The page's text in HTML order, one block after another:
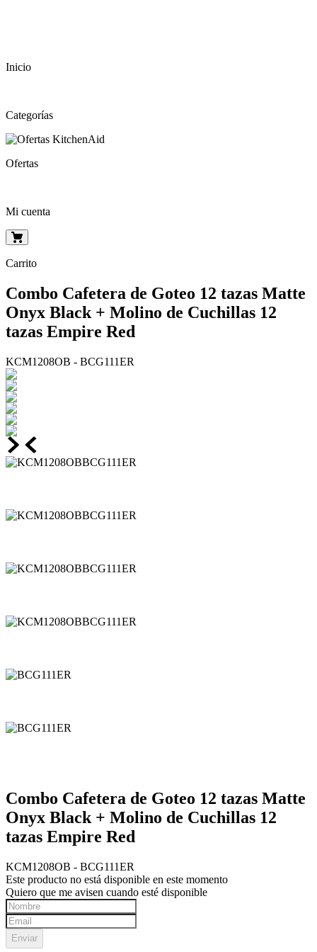
Inicio
Categorías
Ofertas
Mi cuenta
Carrito
Combo Cafetera de Goteo 12 tazas Matte
Onyx Black + Molino de Cuchillas 12
tazas Empire Red
KCM1208OB - BCG111ER
Combo Cafetera de Goteo 12 tazas Matte
Onyx Black + Molino de Cuchillas 12
tazas Empire Red
KCM1208OB - BCG111ER
Este producto no está disponible en este momento
Quiero que me avisen cuando esté disponible
Enviar